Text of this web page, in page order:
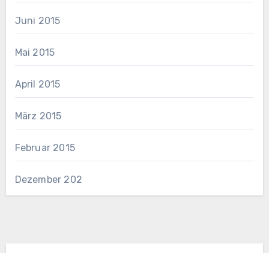
Juni 2015
Mai 2015
April 2015
März 2015
Februar 2015
Dezember 202